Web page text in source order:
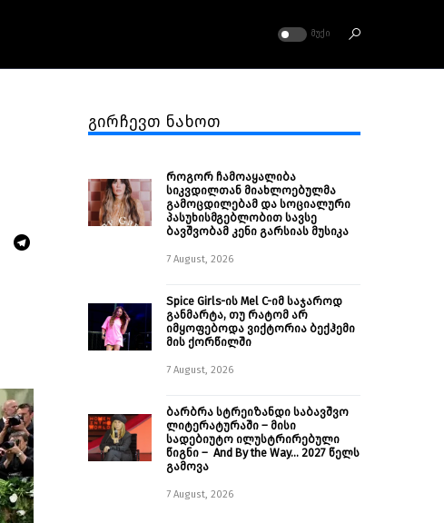
ᲛᲣᲥᲘ
გირჩევთ ნახოთ
როგორ ჩამოაყალიბა
სიკვდილთან მიახლოებულმა
გამოცდილებამ და სოციალური
პასუხისმგებლობით სავსე
ბავშვობამ კენი გარსიას მუსიკა
7 August, 2026
Spice Girls-ის Mel C-იმ საჯაროდ
განმარტა, თუ რატომ არ
იმყოფებოდა ვიქტორია ბექჰემი
მის ქორწილში
7 August, 2026
ბარბრა სტრეიზანდი საბავშვო
ლიტერატურაში – მისი
სადებიუტო ილუსტრირებული
წიგნი – And By the Way… 2027 წელს
გამოვა
7 August, 2026